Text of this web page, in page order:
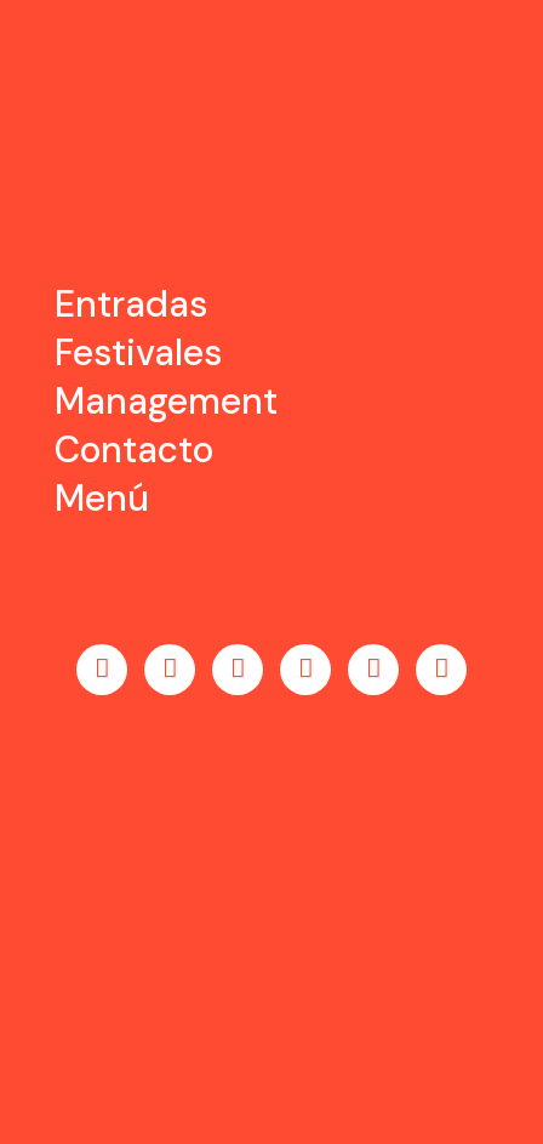
Entradas
Festivales
Management
Contacto
Menú